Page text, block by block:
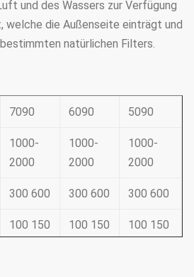
und des Wassers zur Verfügung
welche die Außenseite einträgt und
natürlichen Filters.
7090 6090 5090
1000-
2000
1000-
2000
1000-
2000
300 600 300 600 300 600
100 150
100 150
100 150